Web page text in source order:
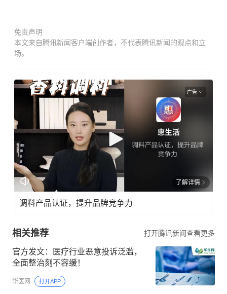
免责声明
本文来自腾讯新闻客户端创作者，不代表腾讯新闻的观点和立
场。
广告
了解详情
调料产品认证，提升品牌竞争力
相关推荐 打开腾讯新闻查看更多
官方发文：医疗行业恶意投诉泛滥，
全面整治刻不容缓！
华医网 打开APP